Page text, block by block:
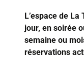
L’espace de
jour, en soirée
semaine ou
réservations